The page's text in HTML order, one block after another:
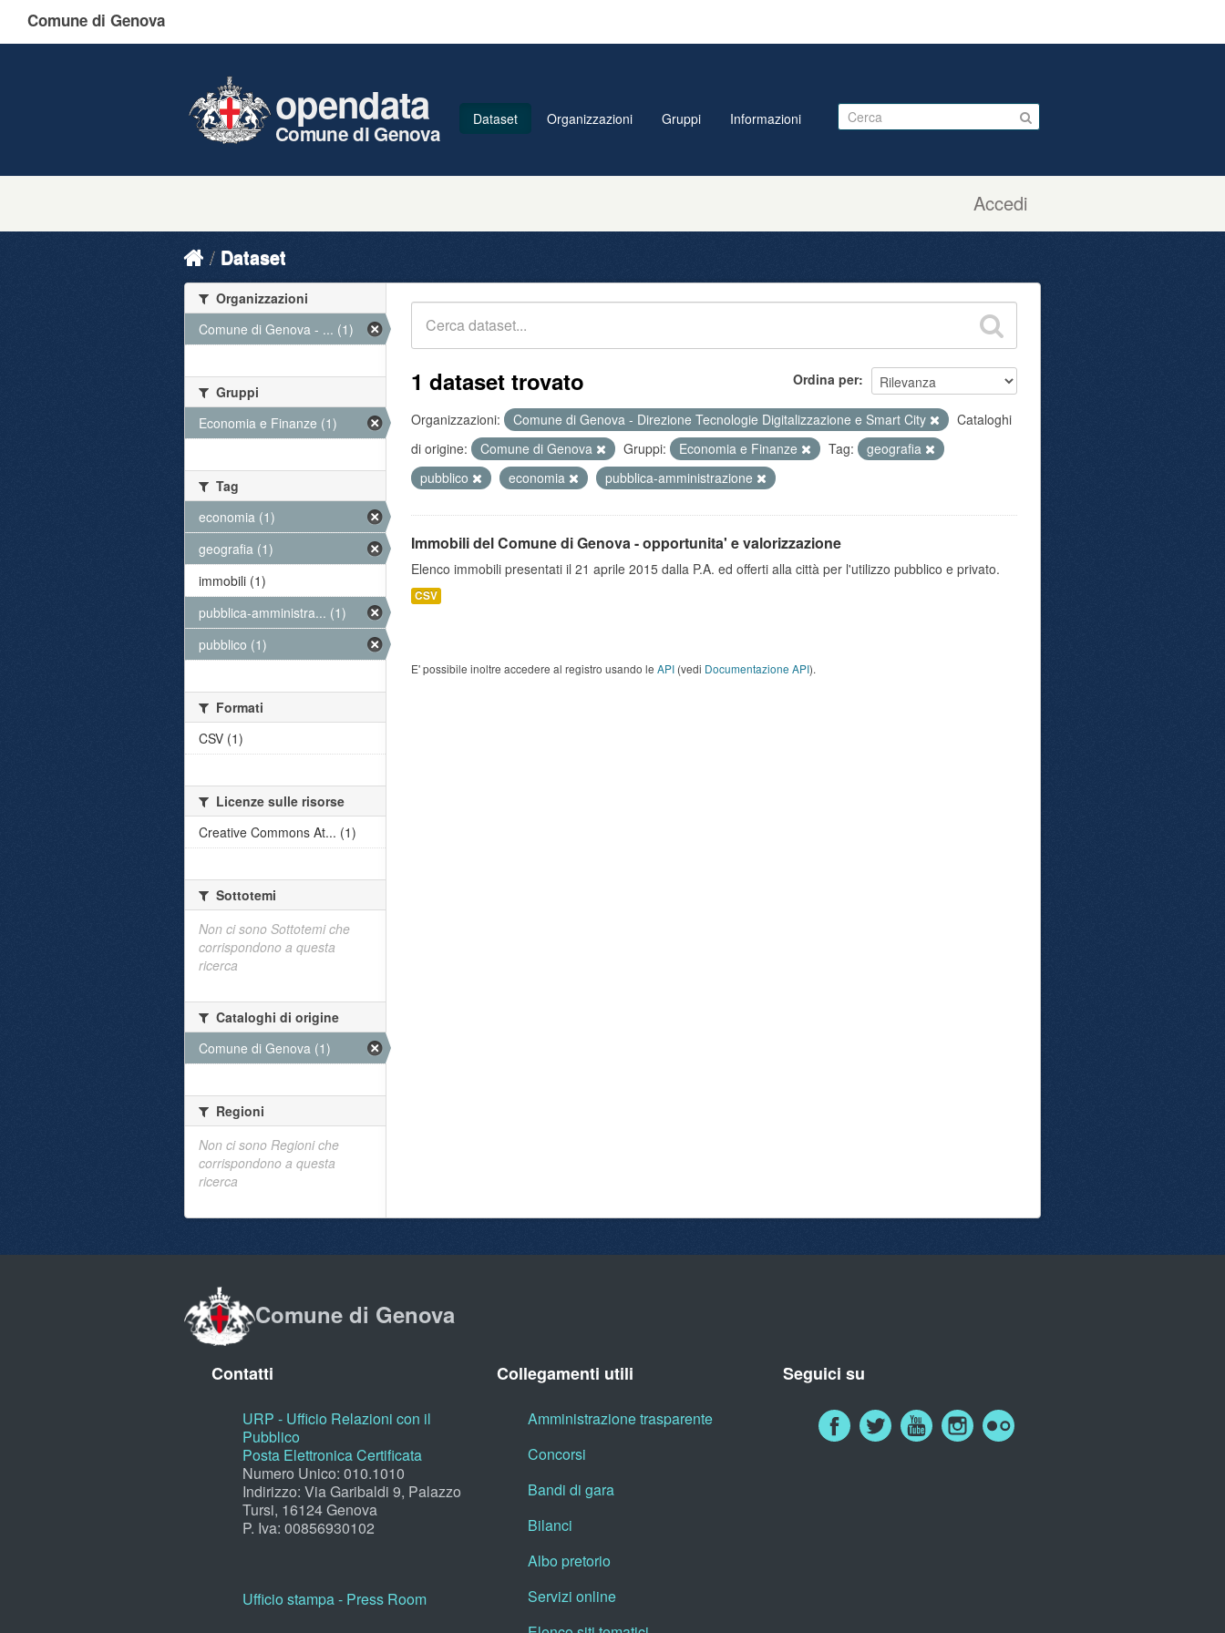
Comune di Genova
Accedi
opendata
Comune di Genova
Dataset Organizzazioni Gruppi Informazioni
Dataset
Ordina per
1 dataset trovato
Organizzazioni: Comune di Genova - Direzione Tecnologie Digitalizzazione e Smart City
Cataloghi
di origine:
Comune di Genova Gruppi: Economia e Finanze Tag:
geografia
pubblico
economia pubblica-amministrazione
Immobili del Comune di Genova - opportunita' e valorizzazione
Elenco immobili presentati il 21 aprile 2015 dalla P.A. ed offerti alla città per l'utilizzo pubblico e privato.
CSV
E' possibile inoltre accedere al registro usando le API (vedi Documentazione API).
Organizzazioni
Comune di Genova - ... (1)
Gruppi
Economia e Finanze (1)
Tag
economia (1)
geografia (1)
immobili (1)
pubblica-amministra... (1)
pubblico (1)
Formati
CSV (1)
Licenze sulle risorse
Creative Commons At... (1)
Sottotemi
Non ci sono Sottotemi che
corrispondono a questa
ricerca
Cataloghi di origine
Comune di Genova (1)
Regioni
Non ci sono Regioni che
corrispondono a questa
ricerca
Comune di Genova
Contatti
URP - Ufficio Relazioni con il
Pubblico
Posta Elettronica Certificata
Numero Unico: 010.1010
Indirizzo: Via Garibaldi 9, Palazzo
Tursi, 16124 Genova
P. Iva: 00856930102
Ufficio stampa - Press Room
Collegamenti utili
Amministrazione trasparente
Concorsi
Bandi di gara
Bilanci
Albo pretorio
Servizi online
Seguici su